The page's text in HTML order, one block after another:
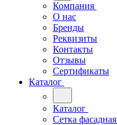
Компания
О нас
Бренды
Реквизиты
Контакты
Отзывы
Сертификаты
Каталог
Каталог
Сетка фасадная